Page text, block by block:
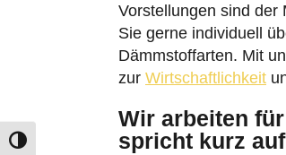
Umschalten auf hohe Kontraste
Schrift vergrößern
Sie gerne individuell
Dämmstoffarten. Mit
zurWirtschaftlichkeit
spricht kurz
Wir sind in